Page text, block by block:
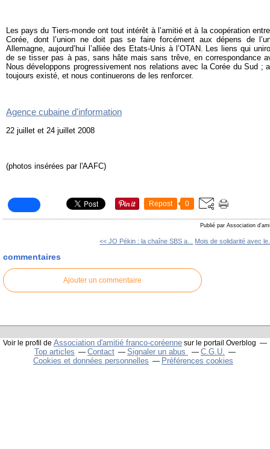
Les pays du Tiers-monde ont tout intérêt à l’amitié et à la coopération
Corée, dont l’union ne doit pas se faire forcément aux dépens de
Allemagne, aujourd’hui l’alliée des Etats-Unis à l’OTAN. Les liens qui
de se tisser pas à pas, sans hâte mais sans trêve, en correspondance
Nous développons progressivement nos relations avec la Corée du Sud ;
toujours existé, et nous continuerons de les renforcer.
Agence cubaine d'information
22 juillet et 24 juillet 2008
(photos insérées par l'AAFC)
Repost 0
Publié par Association
<< JO Pékin : la chaîne SBS a... Mois de solidarité avec
commentaires
Ajouter un commentaire
Voir le profil de Association d'amitié franco-coréenne sur le portail Overblog
Top articles Contact Signaler un abus
C.G.U.
Cookies et données personnelles
Préférences cookies